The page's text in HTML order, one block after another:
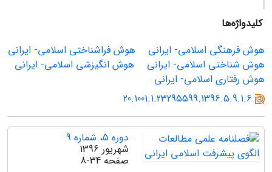
کلیدواژه‌ها
هوش فرهنگی اسلامی- ایرانی
هوش فراشناختی اسلامی- ایرانی
هوش شناختی اسلامی- ایرانی
هوش انگیزشی اسلامی- ایرانی
هوش رفتاری اسلامی- ایرانی
20.1001.1.23295599.1396.5.9.1.6
دوره 5، شماره 9
شهریور 1396
صفحه 8-34